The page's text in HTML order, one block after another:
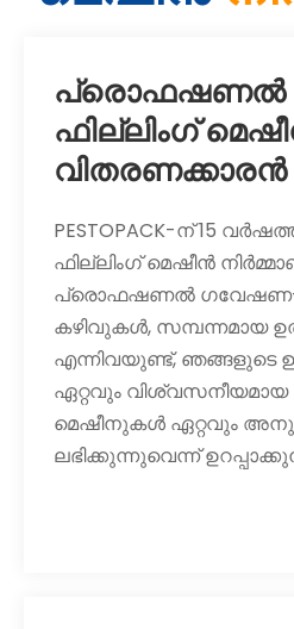
പ്രൊഫഷണൽ
ഫില്ലിംഗ്
വിതരണക്കാരൻ
PESTOPACK-ന് 15
ഫില്ലിംഗ് മെഷീൻ
പ്രൊഫഷണൽ
കഴിവുകൾ, സമ്പന്നമായ
എന്നിവയുണ്ട്, ഞങ്ങളുടെ
ഏറ്റവും വിശ്വസനീയമായ
മെഷീനുകൾ ഏറ്റവും
ലഭിക്കുന്നുവെന്ന്